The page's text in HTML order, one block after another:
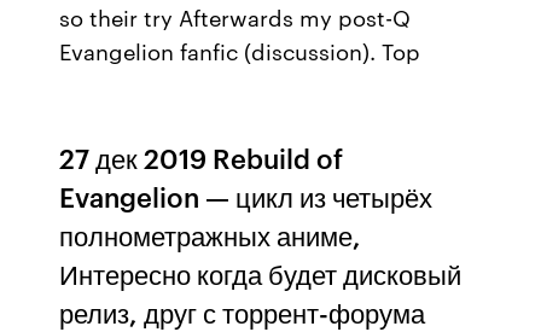
so their try Afterwards my post-Q
Evangelion fanfic (discussion). Top
27 дек 2019 Rebuild of
Evangelion — цикл из четырёх
полнометражных аниме,
Интересно когда будет дисковый
релиз, друг с торрент-форума